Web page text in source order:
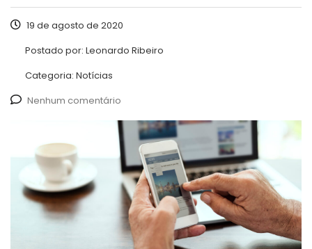
19 de agosto de 2020
Postado por: Leonardo Ribeiro
Categoria: Notícias
Nenhum comentário